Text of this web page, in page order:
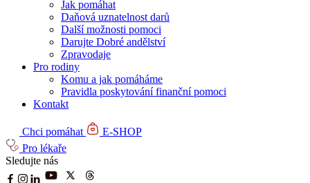
Jak pomáhat
Daňová uznatelnost darů
Další možnosti pomoci
Darujte Dobré andělství
Zpravodaje
Pro rodiny
Komu a jak pomáháme
Pravidla poskytování finanční pomoci
Kontakt
Chci pomáhat
E-SHOP
Pro lékaře
Sledujte nás